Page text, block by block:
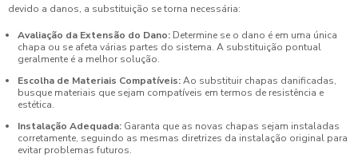
devido a danos, a substituição se torna necessária:
Avaliação da Extensão do Dano: Determine se o dano é em uma única
chapa ou se afeta várias partes do sistema. A substituição pontual
geralmente é a melhor solução.
Escolha de Materiais Compatíveis:Ao substituir chapas danificadas,
busque materiais que sejam compatíveis em termos de resistência e
estética.
Instalação Adequada: Garanta que as novas chapas sejam instaladas
corretamente, seguindo as mesmas diretrizes da instalação original para
evitar problemas futuros.